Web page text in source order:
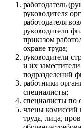
работодатель
руководителя
работодателя
руководители
приказом
охране труда;
руководители
и их
подразделений
работники
специалисты;
специалисты по
члены комиссий
труда, лица,